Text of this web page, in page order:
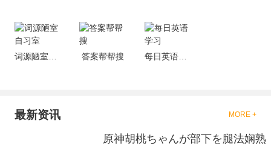
词源陋室自习室 答案帮帮搜 每日英语学习
最新资讯 MORE +
原神胡桃ちゃんが部下を腿法娴熟